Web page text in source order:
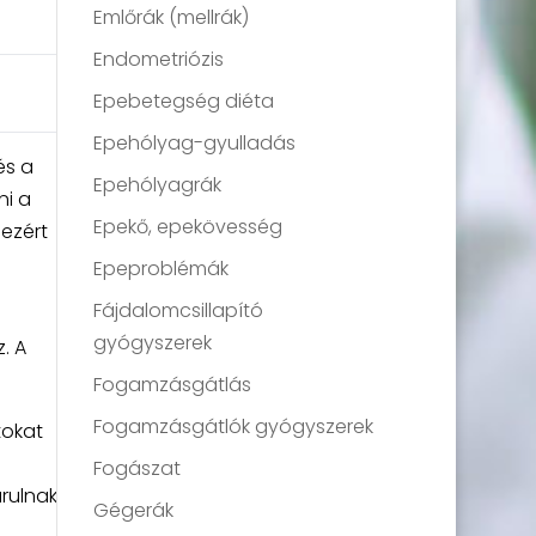
a
a
A
Emlőrák (mellrák)
Endometriózis
Epebetegség diéta
Epehólyag-gyulladás
Epehólyagrák
Epekő, epekövesség
Epeproblémák
Fájdalomcsillapító
gyógyszerek
Fogamzásgátlás
Fogamzásgátlók gyógyszerek
Fogászat
Gégerák